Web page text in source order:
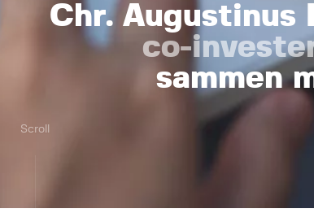
Chr. Augustinus
co-
sammen
Scroll